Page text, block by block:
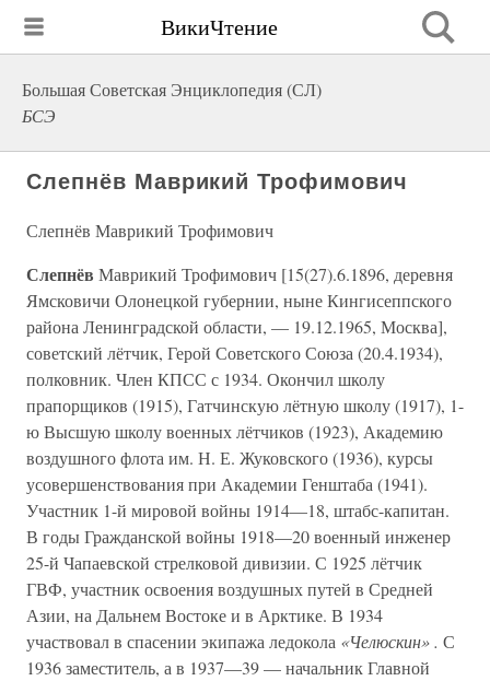
ВикиЧтение
Большая Советская Энциклопедия (СЛ)
БСЭ
Слепнёв Маврикий Трофимович
Слепнёв Маврикий Трофимович
Слепнёв Маврикий Трофимович [15(27).6.1896, деревня
Ямсковичи Олонецкой губернии, ныне Кингисеппского
района Ленинградской области, — 19.12.1965, Москва],
советский лётчик, Герой Советского Союза (20.4.1934),
полковник. Член КПСС с 1934. Окончил школу
прапорщиков (1915), Гатчинскую лётную школу (1917), 1-
ю Высшую школу военных лётчиков (1923), Академию
воздушного флота им. Н. Е. Жуковского (1936), курсы
усовершенствования при Академии Генштаба (1941).
Участник 1-й мировой войны 1914—18, штабс-капитан.
В годы Гражданской войны 1918—20 военный инженер
25-й Чапаевской стрелковой дивизии. С 1925 лётчик
ГВФ, участник освоения воздушных путей в Средней
Азии, на Дальнем Востоке и в Арктике. В 1934
участвовал в спасении экипажа ледокола «Челюскин» . С
1936 заместитель, а в 1937—39 — начальник Главной